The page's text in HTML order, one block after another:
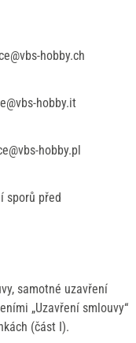
hobby.ch
hobby.it
hobby.pl
sporů před
samotné uzavření
„Uzavření smlouvy“
(část I).